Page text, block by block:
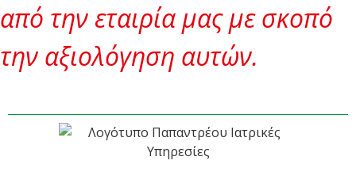
από την εταιρία μας με σκοπό
την αξιολόγηση αυτών.